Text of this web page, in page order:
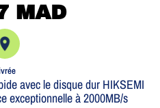
MAD
avec le disque dur HIKSEMI
exceptionnelle à 2000MB/s